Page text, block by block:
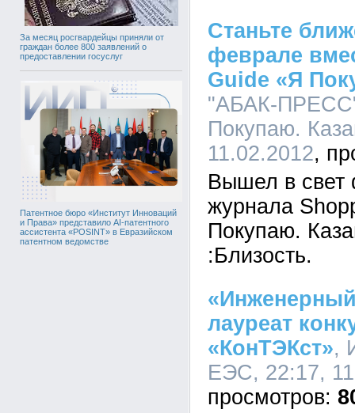
За месяц росгвардейцы приняли от
граждан более 800 заявлений о
предоставлении госуслуг
Патентное бюро «Институт Инноваций
и Права» представило AI-патентного
ассистента «POSINT» в Евразийском
патентном ведомстве
Станьте
феврале
Guide «Я
"АБАК-
Покупаю.
11.02.2012
Вышел в свет
журнала
Покупаю.
:Близость.
лауреат
«КонТЭКст»,
ЕЭС, 22:17,